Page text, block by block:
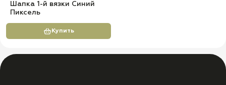
Шапка 1-й вязки Синий
Пиксель
Купить